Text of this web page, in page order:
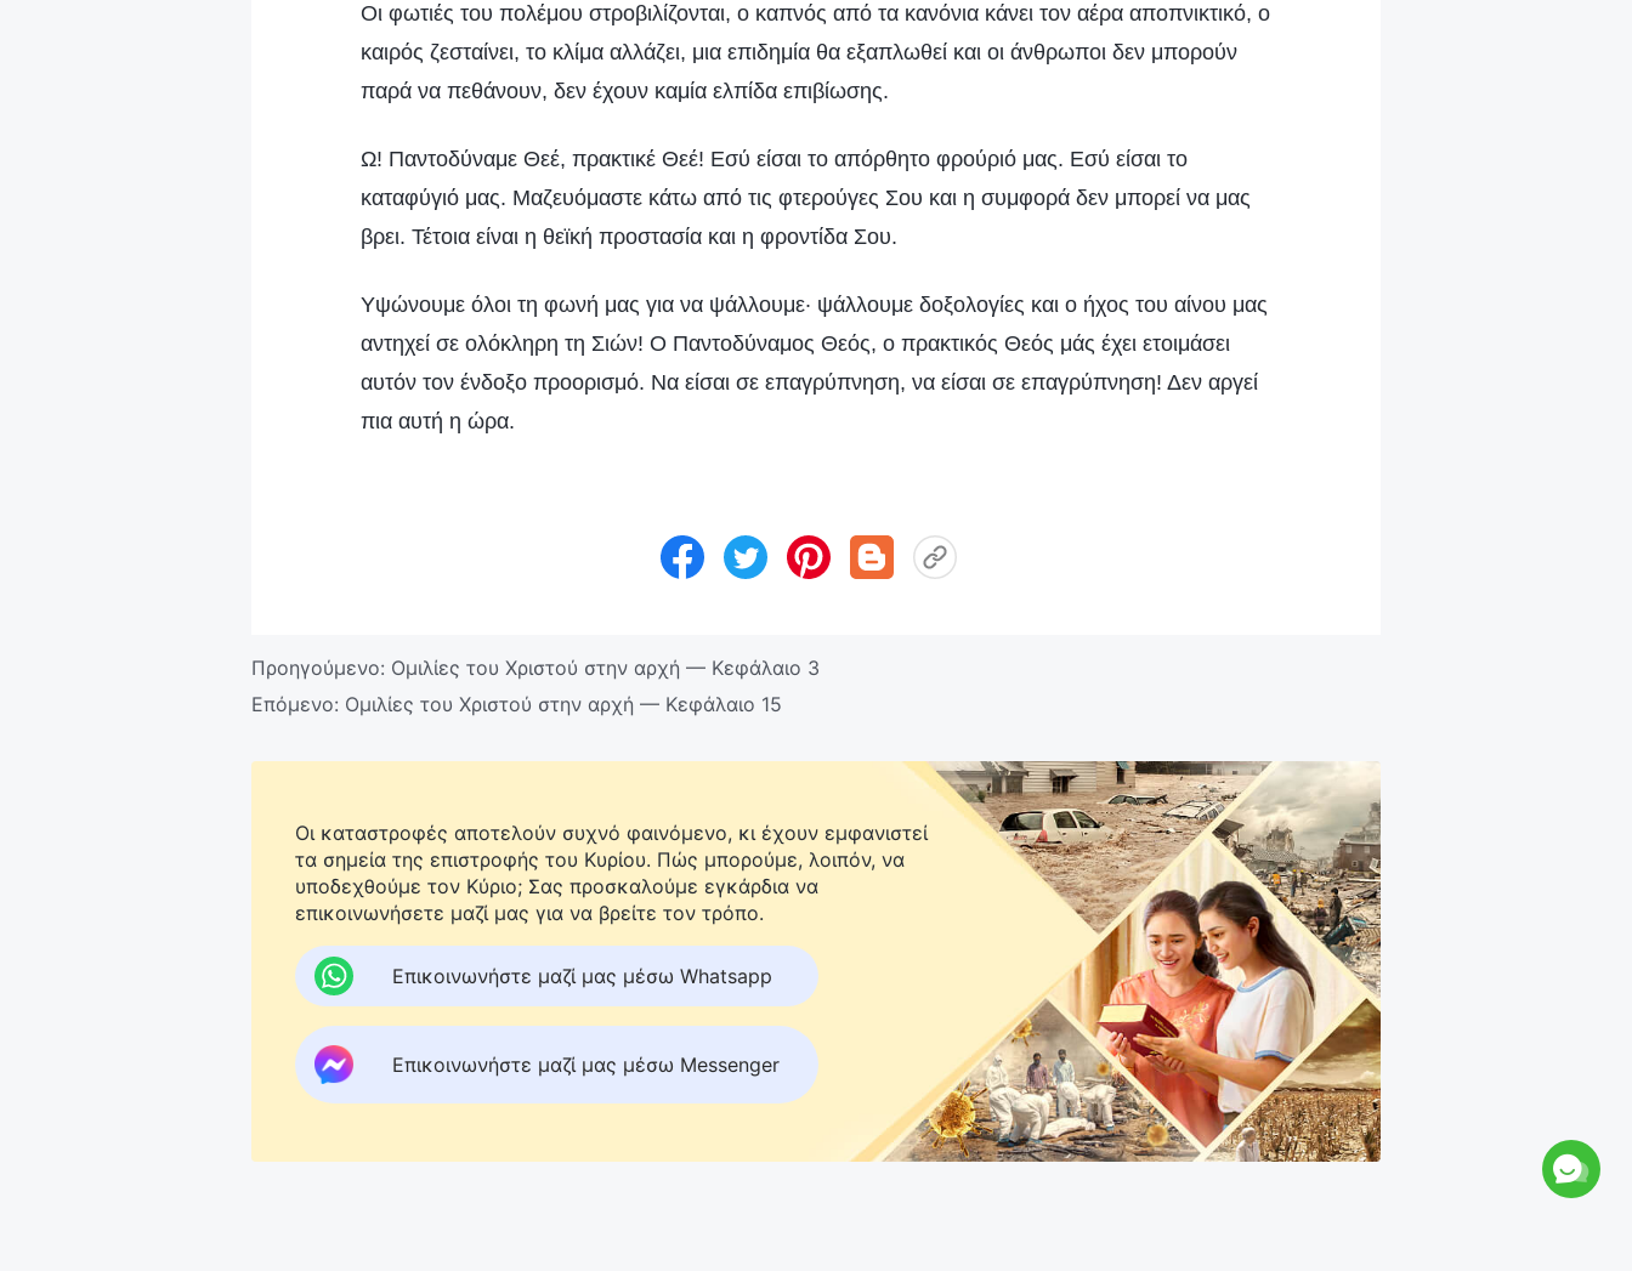
Οι φωτιές του πολέμου στροβιλίζονται, ο καπνός από τα κανόνια κάνει τον αέρα αποπνικτικό, ο
καιρός ζεσταίνει, το κλίμα αλλάζει, μια επιδημία θα εξαπλωθεί και οι άνθρωποι δεν μπορούν
παρά να πεθάνουν, δεν έχουν καμία ελπίδα επιβίωσης.
Ω! Παντοδύναμε Θεέ, πρακτικέ Θεέ! Εσύ είσαι το απόρθητο φρούριό μας. Εσύ είσαι το
καταφύγιό μας. Μαζευόμαστε κάτω από τις φτερούγες Σου και η συμφορά δεν μπορεί να μας
βρει. Τέτοια είναι η θεϊκή προστασία και η φροντίδα Σου.
Υψώνουμε όλοι τη φωνή μας για να ψάλλουμε· ψάλλουμε δοξολογίες και ο ήχος του αίνου μας
αντηχεί σε ολόκληρη τη Σιών! Ο Παντοδύναμος Θεός, ο πρακτικός Θεός μάς έχει ετοιμάσει
αυτόν τον ένδοξο προορισμό. Να είσαι σε επαγρύπνηση, να είσαι σε επαγρύπνηση! Δεν αργεί
πια αυτή η ώρα.
Προηγούμενο: Ομιλίες του Χριστού στην αρχή — Κεφάλαιο 3
Επόμενο: Ομιλίες του Χριστού στην αρχή — Κεφάλαιο 15
Οι καταστροφές αποτελούν συχνό φαινόμενο, κι έχουν εμφανιστεί
τα σημεία της επιστροφής του Κυρίου. Πώς μπορούμε, λοιπόν, να
υποδεχθούμε τον Κύριο; Σας προσκαλούμε εγκάρδια να
επικοινωνήσετε μαζί μας για να βρείτε τον τρόπο.
Επικοινωνήστε μαζί μας μέσω Whatsapp
Επικοινωνήστε μαζί μας μέσω Messenger